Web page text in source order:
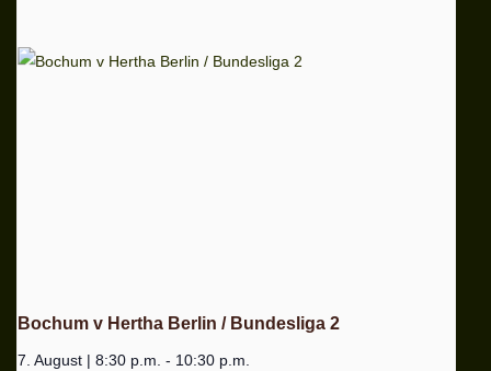
Bochum v Hertha Berlin / Bundesliga 2
7. August | 8:30 p.m. - 10:30 p.m.